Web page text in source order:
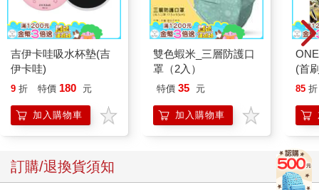
知或可認知的世界範圍內，我們的感知或認知也不一定是真相，
可能是錯誤的。
父：正是如此。所以不能以「看不見摸不著、科學上也沒辦法證
實」的理由來否定靈魂的存在。
以上內容節錄自《靈魂與修行》日月星辰◎著．白象文化出版
http://www.pressstore.com.tw/freereading/9786263644588.pdf
吉伊卡哇吸水杯墊(吉
伊卡哇)
9 折 特價 180 元
加入購物車
雙色蝦米_三層防護口
罩（2入）
特價 35 元
加入購物車
(首
85 折
訂購/退換貨須知